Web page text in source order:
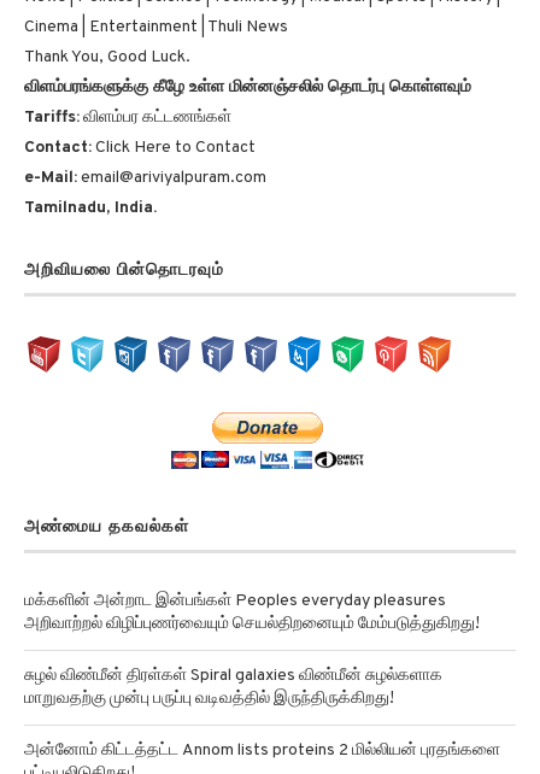
Thank You, Good Luck.
விளம்பரங்களுக்கு கீழே உள்ள மின்னஞ்சலில் தொடர்பு கொள்ளவும்
Tariffs:விளம்பர கட்டணங்கள்
Contact:Click Here to Contact
e-Mail: email@ariviyalpuram.com
Tamilnadu, India.
அறிவாற்றல் விழிப்புணர்வையும் செயல்திறனையும் மேம்படுத்துகிறது!
சுழல் விண்மீன் திரள்கள் Spiral galaxies விண்மீன் சுழல்களாக
மாறுவதற்கு முன்பு பருப்பு வடிவத்தில் இருந்திருக்கிறது!
அன்னோம் கிட்டத்தட்ட Annom lists proteins 2 மில்லியன் புரதங்களை
பட்டியலிடுகிறது!